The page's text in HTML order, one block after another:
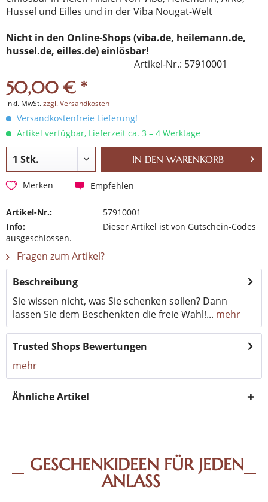
Hussel und Eilles und in der Viba Nougat-Welt
Nicht in den Online-Shops (viba.de, heilemann.de,
hussel.de, eilles.de) einlösbar!
Artikel-Nr.: 57910001
50,00 € *
inkl. MwSt.zzgl. Versandkosten
Versandkostenfreie Lieferung!
Artikel verfügbar, Lieferzeit ca. 3 – 4 Werktage
IN DEN WARENKORB
Merken Empfehlen
Artikel-Nr.:
57910001
Info:
Dieser Artikel ist von Gutschein-Codes
ausgeschlossen.
Fragen zum Artikel?
Beschreibung
Sie wissen nicht, was Sie schenken sollen? Dann
lassen Sie dem Beschenkten die freie Wahl!... mehr
Trusted Shops Bewertungen
mehr
Ähnliche Artikel
GESCHENKIDEEN FÜR JEDEN
ANLASS